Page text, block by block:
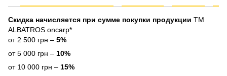
Скидка начисляется при сумме покупки продукции ТМ
ALBATROS oncarp*
от 2 500 грн – 5%
от 5 000 грн – 10%
от 10 000 грн – 15%